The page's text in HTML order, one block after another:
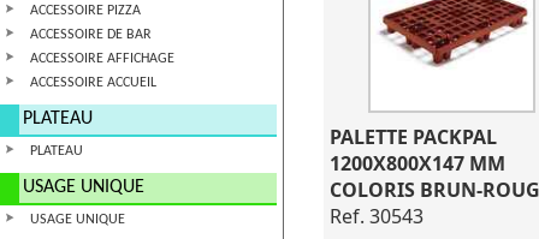
ACCESSOIRE PIZZA
ACCESSOIRE DE BAR
ACCESSOIRE AFFICHAGE
ACCESSOIRE ACCUEIL
PLATEAU
PLATEAU
USAGE UNIQUE
USAGE UNIQUE
PALETTE PACKPAL
1200X800X147 MM
COLORIS BRUN-
Ref. 30543